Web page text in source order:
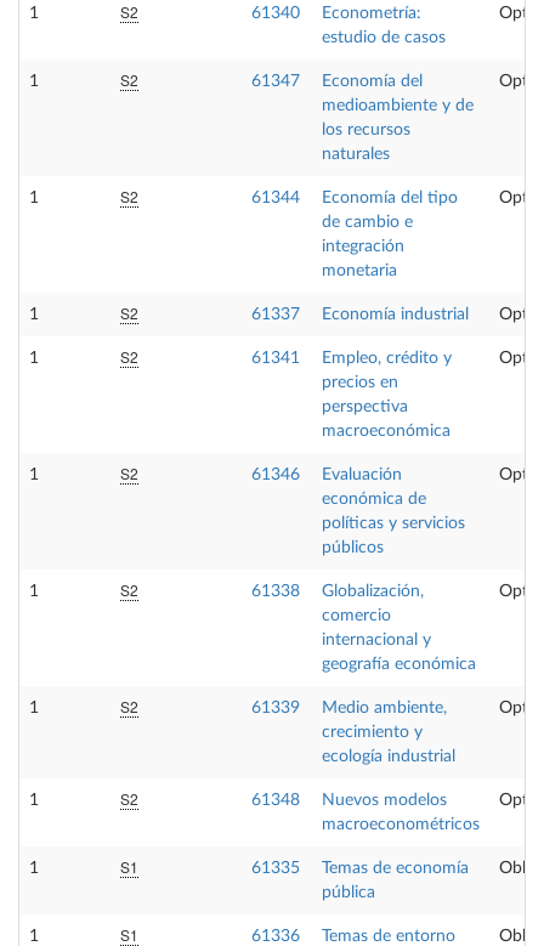
1 S2 61340
Econometría:
estudio de casos
1 S2 61347
Economía del
medioambiente y de
los recursos
naturales
1 S2 61344
Economía del tipo
de cambio e
integración
monetaria
1 S2 61337 Economía industrial
1 S2 61341
Empleo, crédito y
precios en
perspectiva
macroeconómica
1 S2 61346
Evaluación
económica de
políticas y servicios
públicos
1 S2 61338
Globalización,
comercio
internacional y
geografía económica
1 S2 61339
Medio ambiente,
crecimiento y
ecología industrial
1 S2 61348
Nuevos modelos
macroeconométricos
1 S1 61335
Temas de economía
pública
1 S1 61336
Temas de entorno